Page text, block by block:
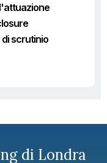
scrutinio
di Londra